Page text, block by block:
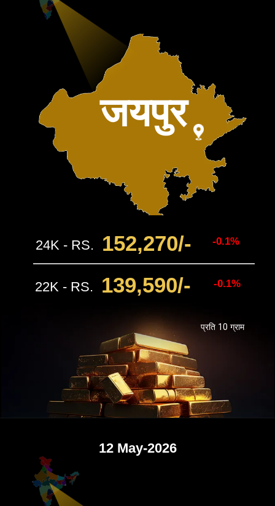
24K - RS. -0.1%
152,270/-
22K - RS. -0.1%
139,590/-
जयपुर
प्रति 10 ग्राम
12 May-2026